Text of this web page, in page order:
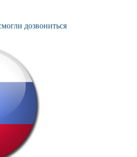
дозвониться